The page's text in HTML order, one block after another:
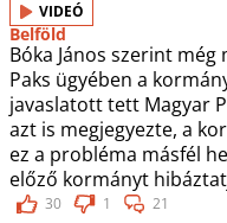
VIDEÓ
Belföld
Bóka János szerint
Paks ügyében a
javaslatott tett Magyar
azt is megjegyezte, a
ez a probléma másfél
előző kormányt
30 1 21